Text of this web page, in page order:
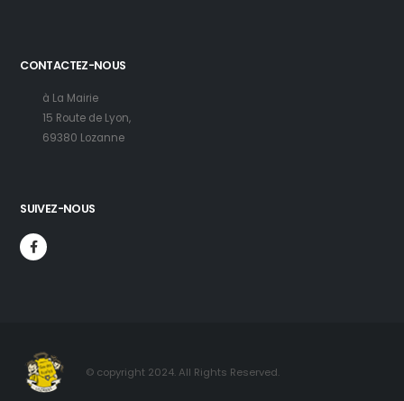
CONTACTEZ-NOUS
à La Mairie
15 Route de Lyon,
69380 Lozanne
SUIVEZ-NOUS
© copyright 2024. All Rights Reserved.